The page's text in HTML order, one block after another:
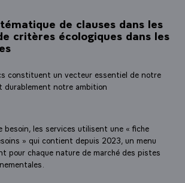
de clauses dans les
critères écologiques dans les
constituent un vecteur essentiel de notre
durablement notre ambition
besoin, les services utilisent une « fiche
» qui contient depuis 2023, un menu
pour chaque nature de marché des pistes